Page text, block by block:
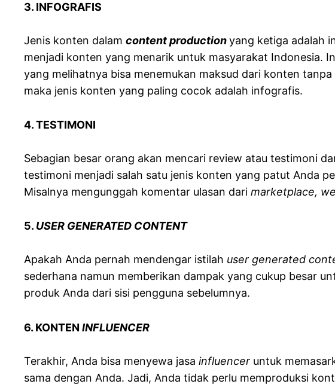
3. INFOGRAFIS
Jenis konten dalam content productionyang ketiga adalah
menjadi konten yang menarik untuk masyarakat Indonesia.
yang melihatnya bisa menemukan maksud dari konten
maka jenis konten yang paling cocok adalah infografis.
4. TESTIMONI
Sebagian besar orang akan mencari review atau testimoni
testimoni menjadi salah satu jenis konten yang patut Anda
Misalnya mengunggah komentar ulasan dari marketplace,
5. USER GENERATED CONTENT
Apakah Anda pernah mendengar istilah user generated
sederhana namun memberikan dampak yang cukup besar
produk Anda dari sisi pengguna sebelumnya.
6. KONTEN INFLUENCER
Terakhir, Anda bisa menyewa jasa influencer untuk
sama dengan Anda. Jadi, Anda tidak perlu memproduksi